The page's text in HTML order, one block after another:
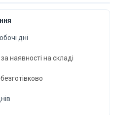
дні
наявності на складі